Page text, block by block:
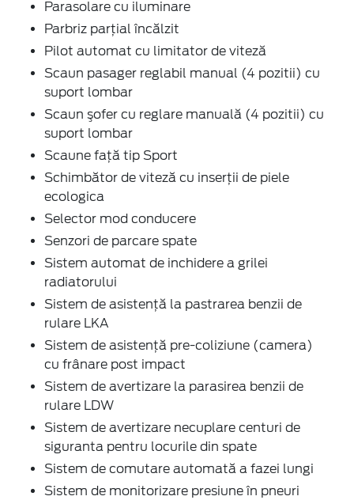
Parasolare cu iluminare
Parbriz parţial încălzit
Pilot automat cu limitator de viteză
Scaun pasager reglabil manual (4 pozitii) cu
suport lombar
Scaun şofer cu reglare manuală (4 pozitii) cu
suport lombar
Scaune faţă tip Sport
Schimbător de viteză cu inserţii de piele
ecologica
Selector mod conducere
Senzori de parcare spate
Sistem automat de inchidere a grilei
radiatorului
Sistem de asistenţă la pastrarea benzii de
rulare LKA
Sistem de asistenţă pre-coliziune (camera)
cu frânare post impact
Sistem de avertizare la parasirea benzii de
rulare LDW
Sistem de avertizare necuplare centuri de
siguranta pentru locurile din spate
Sistem de comutare automată a fazei lungi
Sistem de monitorizare presiune în pneuri